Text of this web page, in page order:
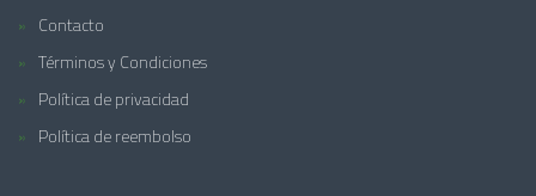
Contacto
Términos y Condiciones
Política de privacidad
Política de reembolso